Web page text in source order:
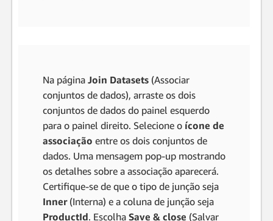
Na página Join Datasets (Associar
conjuntos de dados), arraste os dois
conjuntos de dados do painel esquerdo
para o painel direito. Selecione o ícone de
associação entre os dois conjuntos de
dados. Uma mensagem pop-up mostrando
os detalhes sobre a associação aparecerá.
Certifique-se de que o tipo de junção seja
Inner(Interna) e a coluna de junção seja
ProductId. Escolha Save & close (Salvar